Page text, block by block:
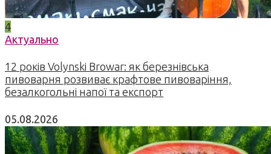
4
Актуально
12 років Volynski Browar: як березнівська
пивоварня розвиває крафтове пивоваріння,
безалкогольні напої та експорт
05.08.2026